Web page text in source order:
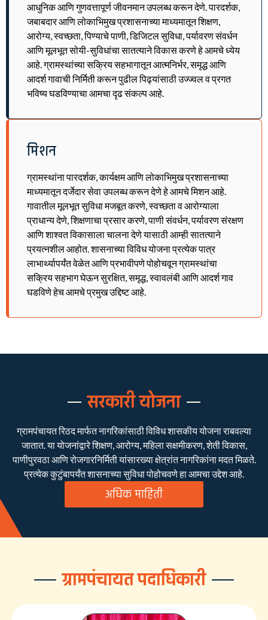
आधुनिक आणि गुणवत्तापूर्ण जीवनमान उपलब्ध करून देणे. पारदर्शक,
जबाबदार आणि लोकाभिमुख प्रशासनाच्या माध्यमातून शिक्षण,
आरोग्य, स्वच्छता, पिण्याचे पाणी, डिजिटल सुविधा, पर्यावरण संवर्धन
आणि मूलभूत सोयी-सुविधांचा सातत्याने विकास करणे हे आमचे ध्येय
आहे. ग्रामस्थांच्या सक्रिय सहभागातून आत्मनिर्भर, समृद्ध आणि
आदर्श गावाची निर्मिती करून पुढील पिढ्यांसाठी उज्ज्वल व प्रगत
भविष्य घडविण्याचा आमचा दृढ संकल्प आहे.
मिशन
ग्रामस्थांना पारदर्शक, कार्यक्षम आणि लोकाभिमुख प्रशासनाच्या
माध्यमातून दर्जेदार सेवा उपलब्ध करून देणे हे आमचे मिशन आहे.
गावातील मूलभूत सुविधा मजबूत करणे, स्वच्छता व आरोग्याला
प्राधान्य देणे, शिक्षणाचा प्रसार करणे, पाणी संवर्धन, पर्यावरण संरक्षण
आणि शाश्वत विकासाला चालना देणे यासाठी आम्ही सातत्याने
प्रयत्नशील आहोत. शासनाच्या विविध योजना प्रत्येक पात्र
लाभार्थ्यापर्यंत वेळेत आणि प्रभावीपणे पोहोचवून ग्रामस्थांचा
सक्रिय सहभाग घेऊन सुरक्षित, समृद्ध, स्वावलंबी आणि आदर्श गाव
घडविणे हेच आमचे प्रमुख उद्दिष्ट आहे.
सरकारी योजना
ग्रामपंचायत रिठद मार्फत नागरिकांसाठी विविध शासकीय योजना राबवल्या
जातात. या योजनांद्वारे शिक्षण, आरोग्य, महिला सक्षमीकरण, शेती विकास,
पाणीपुरवठा आणि रोजगारनिर्मिती यांसारख्या क्षेत्रांत नागरिकांना मदत मिळते.
प्रत्येक कुटुंबापर्यंत शासनाच्या सुविधा पोहोचवणे हा आमचा उद्देश आहे.
अधिक माहिती
ग्रामपंचायत पदाधिकारी